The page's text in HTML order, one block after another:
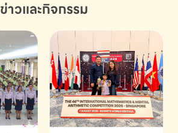
ข่าวและกิจกรรม